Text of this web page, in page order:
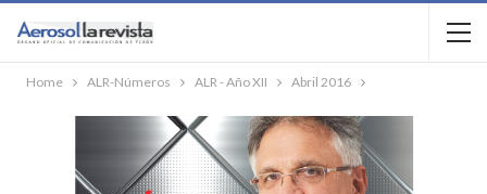
Home ALR-Números ALR - Año XII Abril 2016